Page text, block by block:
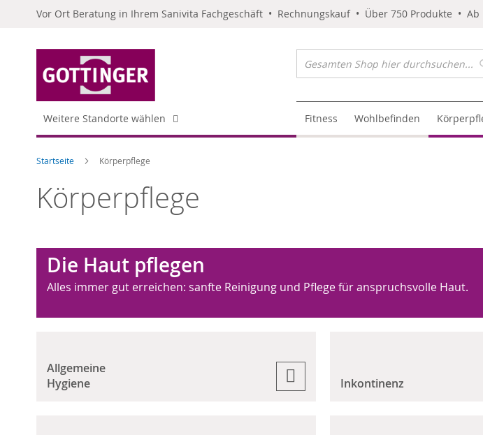
Vor Ort Beratung in Ihrem Sanivita Fachgeschäft • Rechnungskauf • Über 750 Produkte • Ab
Weitere Standorte wählen Fitness Wohlbefinden
Startseite Körperpflege
Körperpflege
Die Haut pflegen
Alles immer gut erreichen: sanfte Reinigung und Pflege für anspruchsvolle Haut.
Allgemeine
Hygiene
Inkontinenz